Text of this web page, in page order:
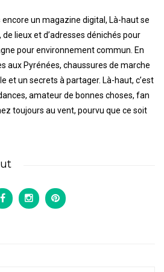
encore un magazine digital, Là-haut se
lieux et d’adresses dénichés pour
pour environnement commun. En
aux Pyrénées, chaussures de marche
et un secrets à partager. Là-haut, c’est
amateur de bonnes choses, fan
toujours au vent, pourvu que ce soit